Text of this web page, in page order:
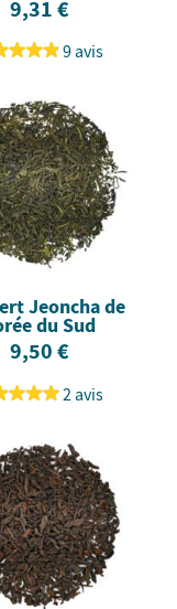
9,31 €
9 avis
Jeoncha de
du Sud
9,50 €
2 avis